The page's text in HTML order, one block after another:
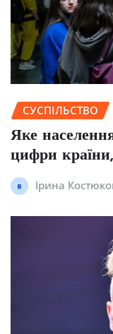
СУСПІЛЬСТВО
Яке
цифри
Ірина